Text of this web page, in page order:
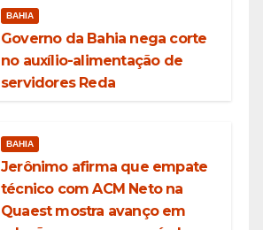
BAHIA
Governo da Bahia nega corte
no auxílio-alimentação de
servidores Reda
BAHIA
Jerônimo afirma que empate
técnico com ACM Neto na
Quaest mostra avanço em